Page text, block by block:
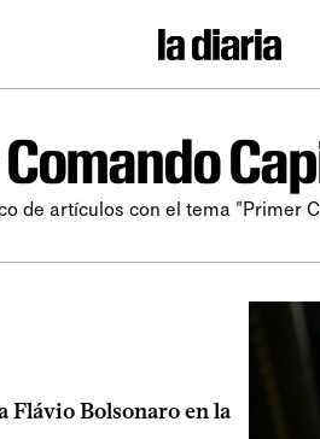
de artículos con el tema "Primer
Flávio Bolsonaro en la